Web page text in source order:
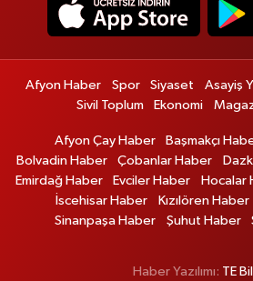
Afyon Haber Spor Siyaset Asayiş
Sivil Toplum
Ekonomi
Afyon Çay Haber Başmakçı
Bolvadin Haber
Çobanlar Haber
Emirdağ Haber
Evciler Haber Hocalar
İscehisar Haber
Kızılören Haber
Sinanpaşa Haber
Şuhut Haber
Haber Yazılımı: TE